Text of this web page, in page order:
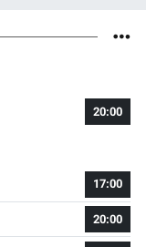
20:00
17:00
20:00